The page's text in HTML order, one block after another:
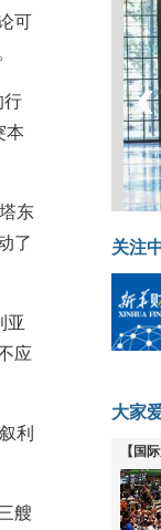
可
行
本
东
了
亚
应
利
艘
菲
‹
关注
大家
【国
全线